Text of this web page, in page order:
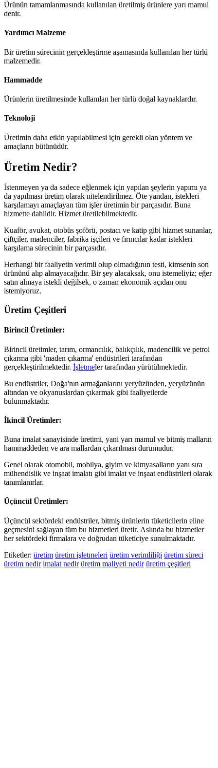
Ürünün tamamlanmasında kullanılan üretilmiş ürünlere yarı mamul
denir.
Yardımcı Malzeme
Bir üretim sürecinin gerçekleştirme aşamasında kullanılan her türlü
malzemedir.
Hammadde
Ürünlerin üretilmesinde kullanılan her türlü doğal kaynaklardır.
Teknoloji
Üretimin daha etkin yapılabilmesi için gerekli olan yöntem ve
amaçların bütünüdür.
Üretim Nedir?
İstenmeyen ya da sadece eğlenmek için yapılan şeylerin yapımı ya
da yapılması üretim olarak nitelendirilmez. Öte yandan, istekleri
karşılamayı amaçlayan tüm işler üretimin bir parçasıdır. Buna
hizmette dahildir. Hizmet üretilebilmektedir.
Kuaför, avukat, otobüs şoförü, postacı ve katip gibi hizmet sunanlar,
çiftçiler, madenciler, fabrika işçileri ve fırıncılar kadar istekleri
karşılama sürecinin bir parçasıdır.
Herhangi bir faaliyetin verimli olup olmadığının testi, kimsenin son
ürününü alıp almayacağıdır. Bir şey alacaksak, onu istemeliyiz; eğer
satın almaya istekli değilsek, o zaman ekonomik açıdan onu
istemiyoruz.
Üretim Çeşitleri
Birincil Üretimler:
Birincil üretimler, tarım, ormancılık, balıkçılık, madencilik ve petrol
çıkarma gibi 'maden çıkarma' endüstrileri tarafından
gerçekleştirilmektedir. İşletmeler tarafından yürütülmektedir.
Bu endüstriler, Doğa'nın armağanlarını yeryüzünden, yeryüzünün
altından ve okyanuslardan çıkarmak gibi faaliyetlerde
bulunmaktadır.
İkincil Üretimler:
Buna imalat sanayisinde üretimi, yani yarı mamul ve bitmiş malların
hammaddeden ve ara mallardan çıkarılması durumudur.
Genel olarak otomobil, mobilya, giyim ve kimyasalların yanı sıra
mühendislik ve inşaat imalatı gibi imalat ve inşaat endüstrileri olarak
tanımlanırlar.
Üçüncül Üretimler:
Üçüncül sektördeki endüstriler, bitmiş ürünlerin tüketicilerin eline
geçmesini sağlayan tüm bu hizmetleri üretir. Aslında bu hizmetler
her sektördeki firmalara ve doğrudan tüketiciye sunulmaktadır.
Etiketler: üretim üretim işletmeleri üretim verimliliği üretim süreci
üretim nedir imalat nedir üretim maliyeti nedir üretim çeşitleri